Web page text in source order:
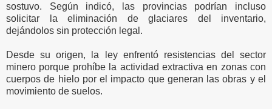
sostuvo. Según indicó, las provincias podrían incluso
solicitar la eliminación de glaciares del inventario,
dejándolos sin protección legal.
Desde su origen, la ley enfrentó resistencias del sector
minero porque prohíbe la actividad extractiva en zonas con
cuerpos de hielo por el impacto que generan las obras y el
movimiento de suelos.